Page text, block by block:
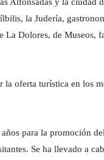
la Judería,
La Dolores, de Museos,
la oferta turística en los
años para la promoción
Se ha llevado a